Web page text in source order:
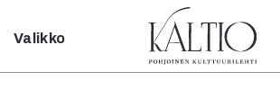
Sulje
Valikko